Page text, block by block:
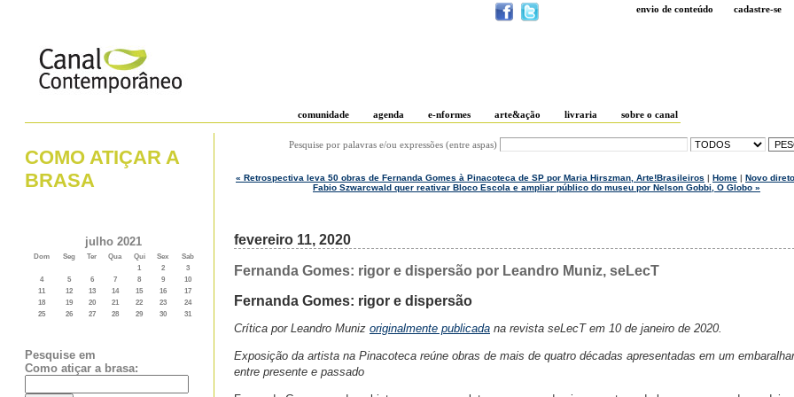
envio de conteúdo cadastre-se
comunidade agenda e-nformes arte&ação livraria sobre o canal
COMO ATIÇAR A
BRASA
julho 2021
Dom Seg Ter Qua Qui Sex
Sab
1
2
3
4
5 6 7 8 9
10
11
12 13 14 15 16
17
18
19 20 21 22 23
24
25
26 27 28 29 30 31
Pesquise em
Como atiçar a brasa:
Pesquise por palavras e/ou expressões (entre aspas)
« Retrospectiva leva 50 obras de Fernanda Gomes à Pinacoteca de SP por Maria Hirszman, Arte!Brasileiros | Home | Novo
Fabio Szwarcwald quer reativar Bloco Escola e ampliar público do museu por Nelson Gobbi, O Globo »
fevereiro 11, 2020
Fernanda Gomes: rigor e dispersão por Leandro Muniz, seLecT
Fernanda Gomes: rigor e dispersão
Crítica por Leandro Muniz originalmente publicada na revista seLecT em 10 de janeiro de 2020.
Exposição da artista na Pinacoteca reúne obras de mais de quatro décadas apresentadas em um
entre presente e passado